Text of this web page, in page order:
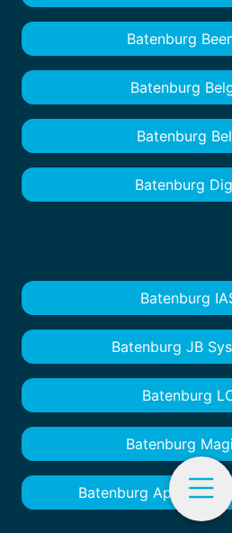
Batenburg
Batenburg
Batenburg
Batenburg
Batenburg
Batenburg JB
Batenburg
Batenburg
Batenburg Applied